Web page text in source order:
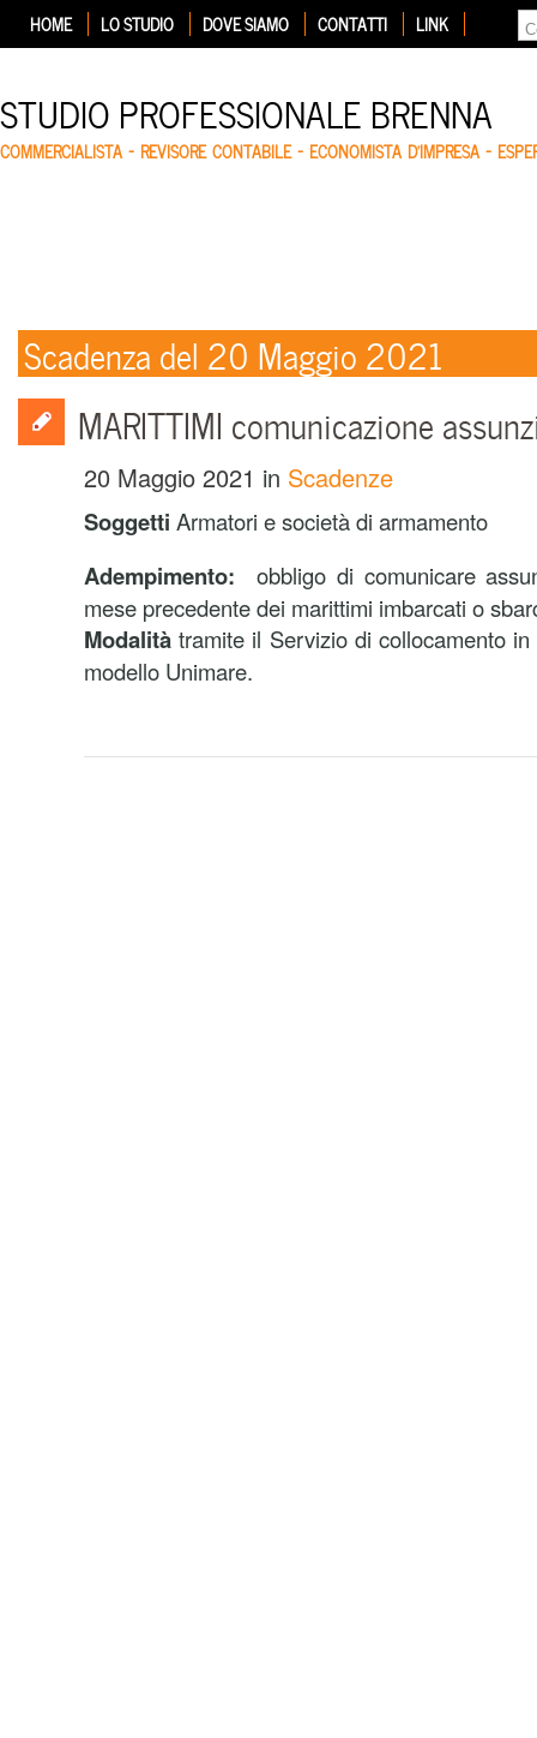
HOME LO STUDIO DOVE SIAMO CONTATTI LINK
STUDIO PROFESSIONALE BRENNA
COMMERCIALISTA – REVISORE CONTABILE – ECONOMISTA D'IMPRESA –
Scadenza del 20 Maggio 2021
MARITTIMI comunicazione
20 Maggio 2021 in Scadenze
Soggetti Armatori e società di armamento
Adempimento: obbligo di comunicare
mese precedente dei marittimi imbarcati o
Modalitàtramite il Servizio di collocamento
modello Unimare.